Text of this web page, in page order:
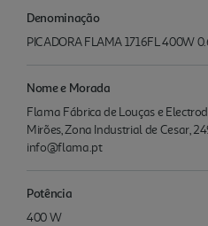
Denominação
PICADORA FLAMA 1716FL 400W
Nome e Morada
Flama Fábrica de Louças e
Mirões, Zona Industrial de Cesar,
info@flama.pt
Potência
400 W